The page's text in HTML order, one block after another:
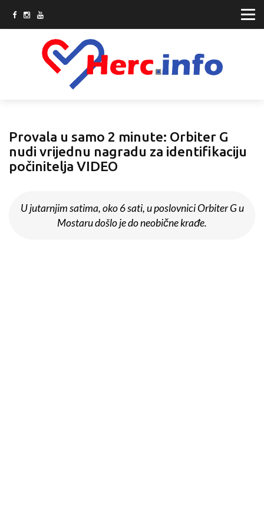
Provala u samo 2 minute: Orbiter G
nudi vrijednu nagradu za identifikaciju
počinitelja VIDEO
U jutarnjim satima, oko 6 sati, u poslovnici Orbiter G u
Mostaru došlo je do neobične krađe.